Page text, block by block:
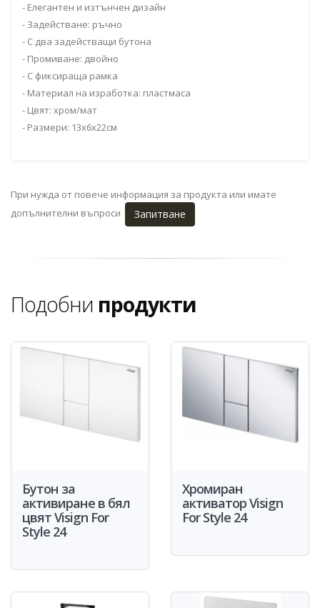
- Елегантен и изтънчен дизайн
- Задействане: ръчно
- С два задействащи бутона
- Промиване: двойно
- С фиксираща рамка
- Материал на изработка: пластмаса
- Цвят: хром/мат
- Размери: 13x6x22см
При нужда от повече информация за продукта или имате
допълнителни въпроси
Запитване
Подобни продукти
Бутон за
активиране в бял
цвят Visign For
Style 24
Хромиран
активатор Visign
For Style 24